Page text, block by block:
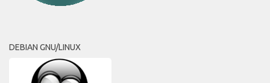
DEBIAN GNU/LINUX